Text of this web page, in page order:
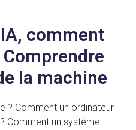
comment
la machine
? Comment un ordinateur
Comment un système